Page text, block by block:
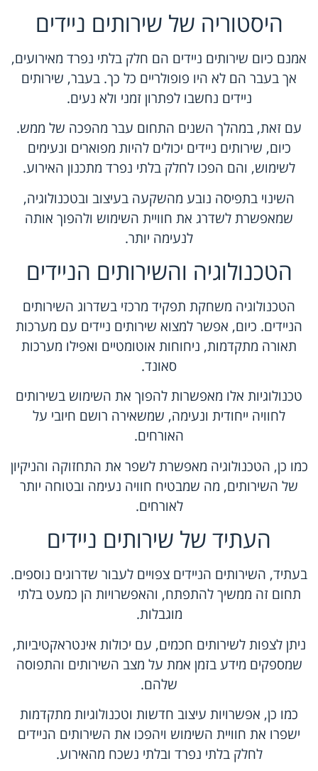
היסטוריה של שירותים ניידים
אמנם כיום שירותים ניידים הם חלק בלתי נפרד מאירועים,
אך בעבר הם לא היו פופולריים כל כך. בעבר, שירותים
ניידים נחשבו לפתרון זמני ולא נעים.
עם זאת, במהלך השנים התחום עבר מהפכה של ממש.
כיום, שירותים ניידים יכולים להיות מפוארים ונעימים
לשימוש, והם הפכו לחלק בלתי נפרד מתכנון האירוע.
השינוי בתפיסה נובע מהשקעה בעיצוב ובטכנולוגיה,
שמאפשרת לשדרג את חוויית השימוש ולהפוך אותה
לנעימה יותר.
הטכנולוגיה והשירותים הניידים
הטכנולוגיה משחקת תפקיד מרכזי בשדרוג השירותים
הניידים. כיום, אפשר למצוא שירותים ניידים עם מערכות
תאורה מתקדמות, ניחוחות אוטומטיים ואפילו מערכות
סאונד.
טכנולוגיות אלו מאפשרות להפוך את השימוש בשירותים
לחוויה ייחודית ונעימה, שמשאירה רושם חיובי על
האורחים.
כמו כן, הטכנולוגיה מאפשרת לשפר את התחזוקה והניקיון
של השירותים, מה שמבטיח חוויה נעימה ובטוחה יותר
לאורחים.
העתיד של שירותים ניידים
בעתיד, השירותים הניידים צפויים לעבור שדרוגים נוספים.
תחום זה ממשיך להתפתח, והאפשרויות הן כמעט בלתי
מוגבלות.
ניתן לצפות לשירותים חכמים, עם יכולות אינטראקטיביות,
שמספקים מידע בזמן אמת על מצב השירותים והתפוסה
שלהם.
כמו כן, אפשרויות עיצוב חדשות וטכנולוגיות מתקדמות
ישפרו את חוויית השימוש ויהפכו את השירותים הניידים
לחלק בלתי נפרד ובלתי נשכח מהאירוע.